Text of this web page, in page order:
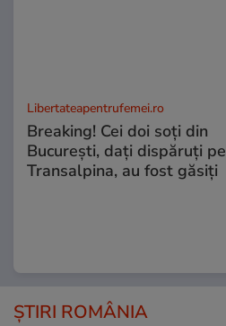
Libertateapentrufemei.ro
Breaking! Cei doi soți din
București, dați dispăruți pe
Transalpina, au fost găsiți
ȘTIRI ROMÂNIA